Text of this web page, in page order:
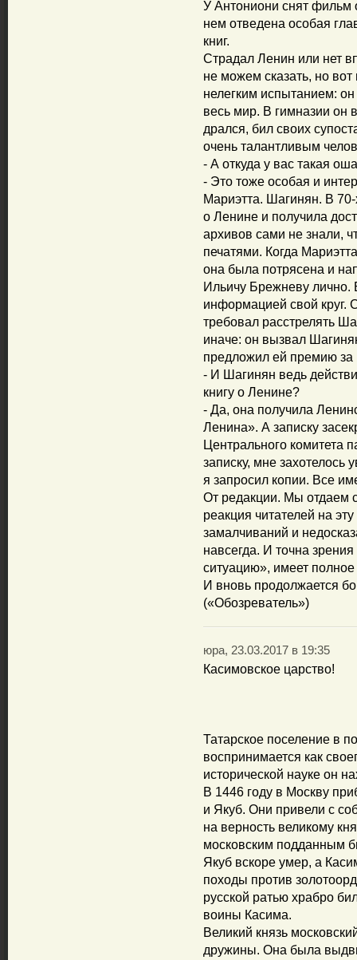
У Антониони снят фильм
нем отведена особая
книг.
Страдал Ленин или нет
не можем сказать, но
нелегким испытанием:
весь мир. В гимназии он
дрался, бил своих
очень талантливым
- А откуда у вас такая
- Это тоже особая и
Мариэтта. Шагинян. В 70-
о Ленине и получила
архивов сами не знали,
печатями. Когда
она была потрясена и
Ильичу Брежневу лично.
информацией свой круг.
требовал расстрелять
иначе: он вызвал
предложил ей премию за
- И Шагинян ведь
книгу о Ленине?
- Да, она получила
Ленина». А записку
Центрального комитета
записку, мне
я запросил копии. Все
От редакции. Мы отдаем
реакция читателей на
замалчиваний и
навсегда. И точна
ситуацию», имеет
И вновь продолжается
(«Обозреватель»)
юра, 23.03.2017 в 19:35
Касимовское царство!
Татарское поселение в
воспринимается как
исторической науке он
В 1446 году в Москву
и Якуб. Они привели с
на верность великому
московским подданным
Якуб вскоре умер, а
походы против
русской ратью храбро
воины Касима.
Великий князь
дружины. Она была